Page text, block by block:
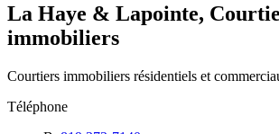
La Haye & Lapointe,
immobiliers
Courtiers immobiliers résidentiels et
Téléphone